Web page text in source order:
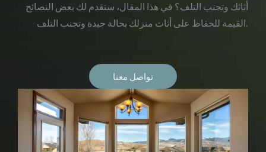
أثاثك وتجنب التلف؟ في هذا المقال، سنقدم لك بعض النصائح
القيمة للحفاظ على أثاث منزلك بحالة جيدة وتجنب التلف.
تواصل معنا